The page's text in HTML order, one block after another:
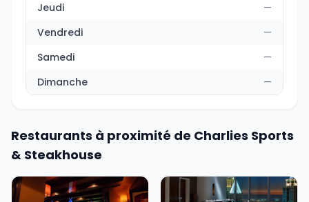
Jeudi
—
Vendredi
—
Samedi
—
Dimanche
—
Restaurants à proximité de Charlies Sports
& Steakhouse